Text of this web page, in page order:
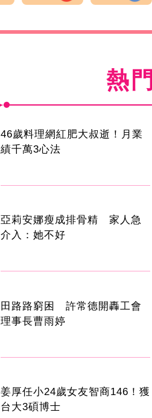
熱
46歲料理網紅肥大叔逝！月業
績千萬3心法
亞莉安娜瘦成排骨精 家人急
介入：她不好
田路路窮困 許常德開轟工會
理事長曹雨婷
姜厚任小24歲女友智商146！獲
台大3碩博士